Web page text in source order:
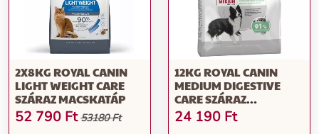
2X8KG ROYAL CANIN
LIGHT WEIGHT CARE
SZÁRAZ MACSKATÁP
52 790 Ft 53180 Ft
12KG ROYAL CANIN
MEDIUM DIGESTIVE
CARE SZÁRAZ
KUTYATÁP
24 190 Ft